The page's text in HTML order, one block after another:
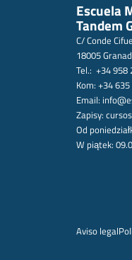
Escuela
Tandem
C/ Conde
18005
Tel.: +34 958
Kom: +34
Email:
Zapisy:
Od
W piątek:
Aviso legal